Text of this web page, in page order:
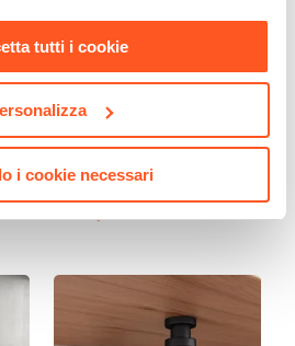
tutti i cookie
i cookie necessari
CODICE:AFRSET
Set 5 accessori d'appoggio
in cemento e bambù con
motivo in rilievo - Afrodite
di Gedy